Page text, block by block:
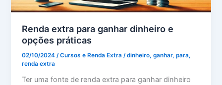
Renda extra para ganhar dinheiro e
opções práticas
02/10/2024 /Cursos e Renda Extra /dinheiro,ganhar,para,
renda extra
Ter uma fonte de renda extra para ganhar dinheiro